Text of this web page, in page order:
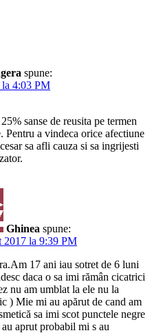
spune:
la 4:03 PM
sanse de reusita pe termen
Pentru a vindeca orice afectiune
sa afli cauza si sa ingrijesti
Ghinea spune:
2017 la 9:39 PM
17 ani iau sotret de 6 luni
daca o sa imi rămân cicatrici
nu am umblat la ele nu la
) Mie mi au apărut de cand am
sa imi scot punctele negre
aprut probabil mi s au